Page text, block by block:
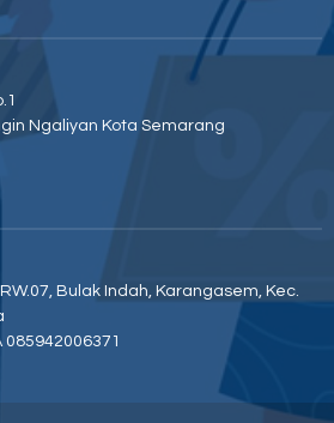
Ngaliyan Kota Semarang
Bulak Indah, Karangasem, Kec.
085942006371